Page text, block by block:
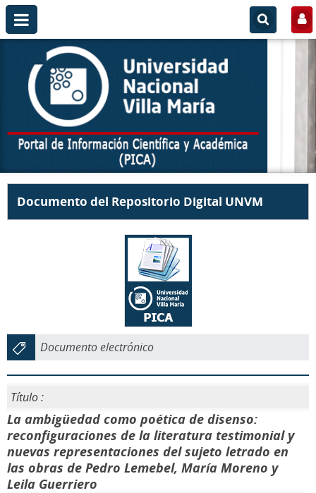
Documento del Repositorio Digital UNVM
Documento electrónico
Título :
La ambigüedad como poética de disenso:
reconfiguraciones de la literatura testimonial y
nuevas representaciones del sujeto letrado en
las obras de Pedro Lemebel, María Moreno y
Leila Guerriero